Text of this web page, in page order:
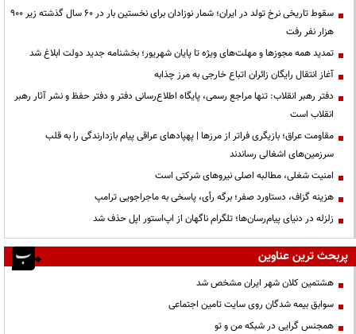
سقوط تاریخی نرخ تولد در ایران؛ شمار نوزادان برای نخستین بار در ۶۰ سال گذشته زیر ۹۰۰
هزار نفر رفت
تمدید همه مجوزها و مهلت‌های ویژه تا پایان شهریور؛ بخشنامه جدید دولت ابلاغ شد
آغاز انتقال رایگان زائران اتباع خارجی به مرز چذابه
دفتر رهبر انقلاب: تنها مراجع رسمی، پایگاه اطلاع‌رسانی دفتر و دفتر حفظ و نشر آثار رهبر
انقلاب است
مقاومت عراق؛ بازیگری فراتر از مرزها | پهپادهای عراقی پیام بازدارندگی را به قلب
سرزمین‌های اشغالی رساندند
‌امنیت شغلی، مطالبه اصلی نیروهای شرکتی است
هزینه گزاف، دستاورد صفر؛ برگه رأی، پاسخی به ماجراجویی ترامپ
زلزله در دنیای پیام‌رسان‌ها؛ تلگرام ناگهان از اپ‌استور اپل حذف شد
پربحث ترین عناوین
هشتمین کلان شهر ایران مشخص شد
سوابق بیمه شدگان روی سایت تامین اجتماعی
همجنس گرایی در شبکه من و تو